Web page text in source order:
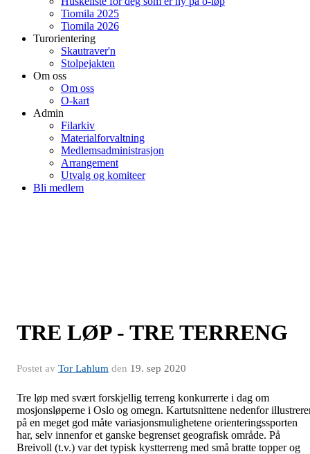
Tiomila 2025
Tiomila 2026
Turorientering
Skautraver'n
Stolpejakten
Om oss
Om oss
O-kart
Admin
Filarkiv
Materialforvaltning
Medlemsadministrasjon
Arrangement
Utvalg og komiteer
Bli medlem
TRE LØP - TRE TERRENG
Postet av Tor Lahlum den 19. sep 2020
Tre løp med svært forskjellig terreng konkurrerte i dag om
mosjonsløperne i Oslo og omegn. Kartutsnittene nedenfor
på en meget god måte variasjonsmulighetene orienteringssporten
har, selv innenfor et ganske begrenset geografisk område. På
Breivoll (t.v.) var det typisk kystterreng med små bratte topper og